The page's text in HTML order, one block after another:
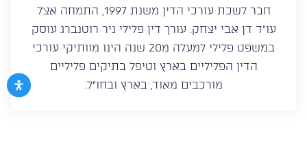
חבר לשכת עורכי הדין משנת 1997, התמחה אצל
עו”ד דן אבי יצחק. עורך דין פלילי ניר רוטנברג עוסק
במשפט פלילי למעלה מ20 שנה הינו מוותיקי עורכי
הדין הפליליים בארץ וטיפל בתיקים פליליים
מורכבים מאוד, בארץ ובחו”ל.